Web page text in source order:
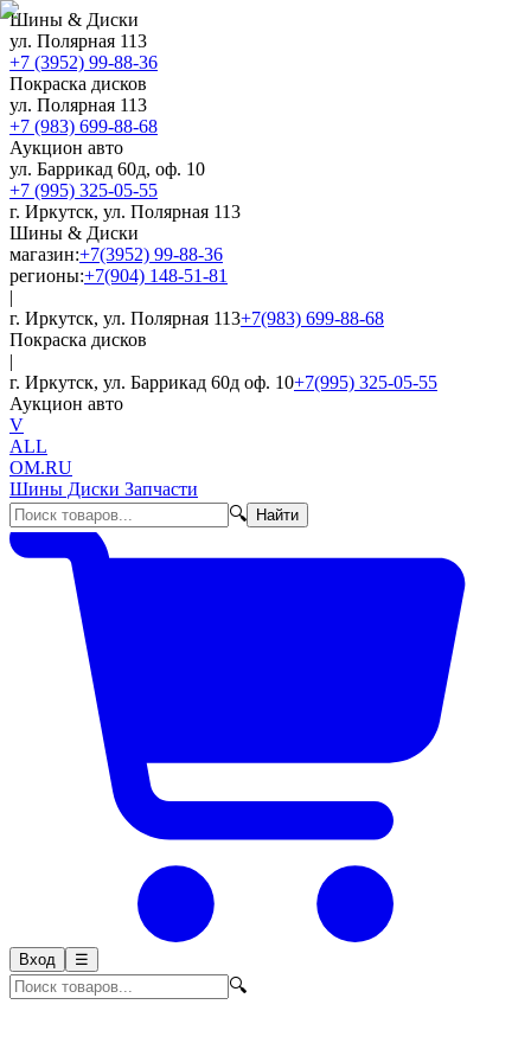
Шины & Диски
ул. Полярная 113
+7 (3952) 99-88-36
Покраска дисков
ул. Полярная 113
+7 (983) 699-88-68
Аукцион авто
ул. Баррикад 60д, оф. 10
+7 (995) 325-05-55
г. Иркутск, ул. Полярная 113
Шины & Диски
магазин:+7(3952) 99-88-36
регионы:+7(904) 148-51-81
|
г. Иркутск, ул. Полярная 113+7(983) 699-88-68
Покраска дисков
|
г. Иркутск, ул. Баррикад 60д оф. 10+7(995) 325-05-55
Аукцион авто
V
ALL
OM.RU
Шины Диски Запчасти
🔍
Найти
Вход ☰
🔍